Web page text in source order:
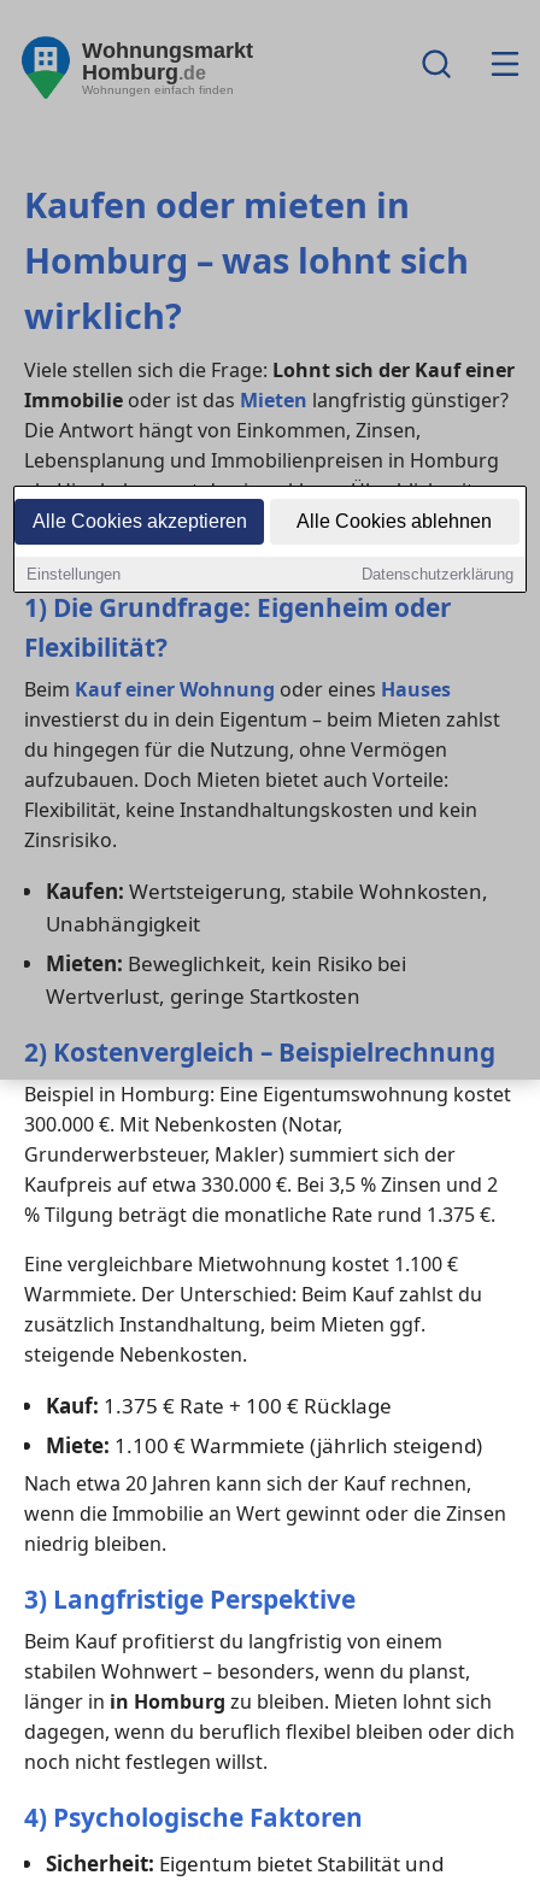
Alle Cookies akzeptieren Alle Cookies ablehnen
Einstellungen Datenschutzerklärung
Wohnungsmarkt
Homburg.de
Wohnungen einfach finden
Kaufen oder mieten in
Homburg – was lohnt sich
wirklich?
Viele stellen sich die Frage: Lohnt sich der Kauf einer
Immobilie oder ist das Mieten langfristig günstiger?
Die Antwort hängt von Einkommen, Zinsen,
Lebensplanung und Immobilienpreisen in Homburg
ab. Hier bekommst du einen klaren Überblick mit
Praxisbeispielen, Vor- und Nachteilen sowie
Entscheidungshilfen.
1) Die Grundfrage: Eigenheim oder
Flexibilität?
Beim Kauf einer Wohnung oder eines Hauses
investierst du in dein Eigentum – beim Mieten zahlst
du hingegen für die Nutzung, ohne Vermögen
aufzubauen. Doch Mieten bietet auch Vorteile:
Flexibilität, keine Instandhaltungskosten und kein
Zinsrisiko.
Kaufen: Wertsteigerung, stabile Wohnkosten,
Unabhängigkeit
Mieten: Beweglichkeit, kein Risiko bei
Wertverlust, geringe Startkosten
2) Kostenvergleich – Beispielrechnung
Beispiel in Homburg: Eine Eigentumswohnung kostet
300.000 €. Mit Nebenkosten (Notar,
Grunderwerbsteuer, Makler) summiert sich der
Kaufpreis auf etwa 330.000 €. Bei 3,5 % Zinsen und 2
% Tilgung beträgt die monatliche Rate rund 1.375 €.
Eine vergleichbare Mietwohnung kostet 1.100 €
Warmmiete. Der Unterschied: Beim Kauf zahlst du
zusätzlich Instandhaltung, beim Mieten ggf.
steigende Nebenkosten.
Kauf: 1.375 € Rate + 100 € Rücklage
Miete: 1.100 € Warmmiete (jährlich steigend)
Nach etwa 20 Jahren kann sich der Kauf rechnen,
wenn die Immobilie an Wert gewinnt oder die Zinsen
niedrig bleiben.
3) Langfristige Perspektive
Beim Kauf profitierst du langfristig von einem
stabilen Wohnwert – besonders, wenn du planst,
länger in in Homburg zu bleiben. Mieten lohnt sich
dagegen, wenn du beruflich flexibel bleiben oder dich
noch nicht festlegen willst.
4) Psychologische Faktoren
Sicherheit: Eigentum bietet Stabilität und